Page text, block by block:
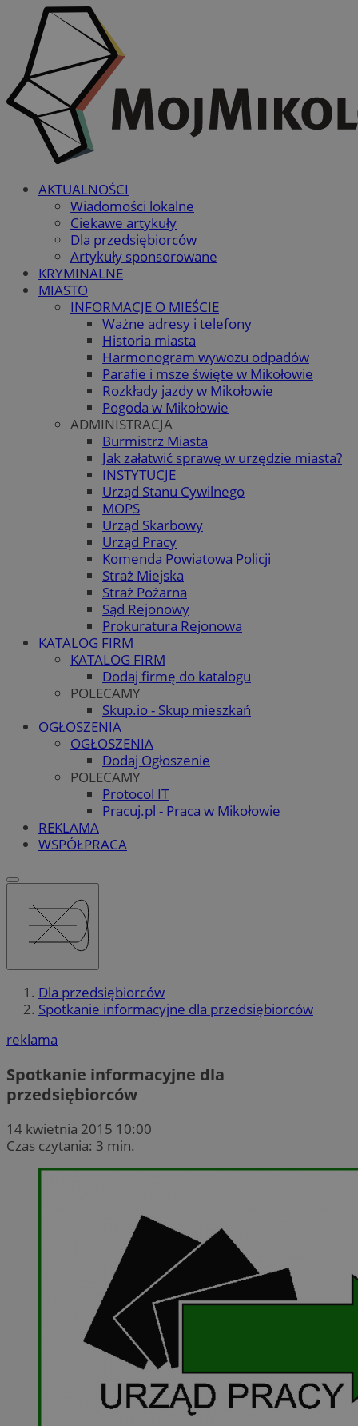
AKTUALNOŚCI
Wiadomości lokalne
Ciekawe artykuły
Dla przedsiębiorców
Artykuły sponsorowane
KRYMINALNE
MIASTO
INFORMACJE O MIEŚCIE
Ważne adresy i telefony
Historia miasta
Harmonogram wywozu odpadów
Parafie i msze święte w Mikołowie
Rozkłady jazdy w Mikołowie
Pogoda w Mikołowie
ADMINISTRACJA
Burmistrz Miasta
Jak załatwić sprawę w urzędzie miasta?
INSTYTUCJE
Urząd Stanu Cywilnego
MOPS
Urząd Skarbowy
Urząd Pracy
Komenda Powiatowa Policji
Straż Miejska
Straż Pożarna
Sąd Rejonowy
Prokuratura Rejonowa
KATALOG FIRM
KATALOG FIRM
Dodaj firmę do katalogu
POLECAMY
Skup.io - Skup mieszkań
OGŁOSZENIA
OGŁOSZENIA
Dodaj Ogłoszenie
POLECAMY
Protocol IT
Pracuj.pl - Praca w Mikołowie
REKLAMA
WSPÓŁPRACA
Dla przedsiębiorców
Spotkanie informacyjne dla przedsiębiorców
reklama
Spotkanie informacyjne dla
przedsiębiorców
14 kwietnia 2015 10:00
Czas czytania: 3 min.